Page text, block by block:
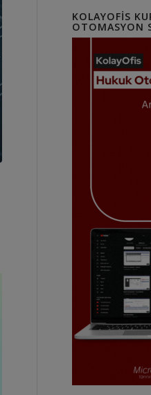
KOLAYOFIS
OTOMASYON